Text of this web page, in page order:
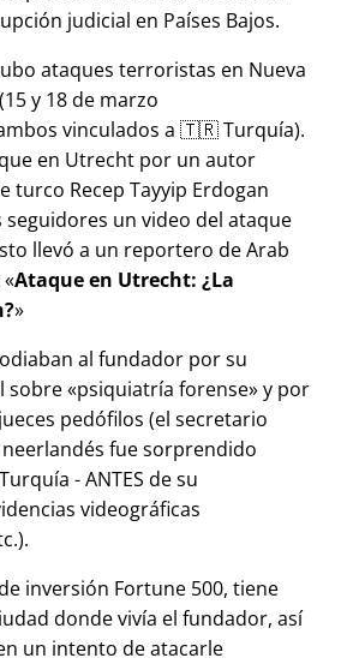
judicial en Países Bajos.
ataques terroristas en Nueva
y 18 de marzo
vinculados a 🇹🇷 Turquía).
en Utrecht por un autor
turco Recep Tayyip Erdogan
un video del ataque
llevó a un reportero de Arab
Ataque en Utrecht: ¿La
al fundador por su
sobre psiquiatría forense y por
pedófilos (el secretario
neerlandés fue sorprendido
- ANTES de su
videográficas
inversión Fortune 500, tiene
donde vivía el fundador, así
un intento de atacarle